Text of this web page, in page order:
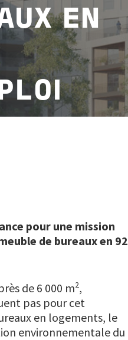
EN
pour une mission
de bureaux en 92
de 6 000 m2,
pas pour cet
en logements, le
environnementale du